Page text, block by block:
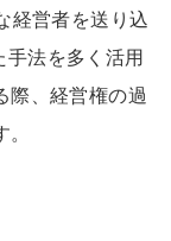
経営者を送り込
法を多く活用
際、経営権の過